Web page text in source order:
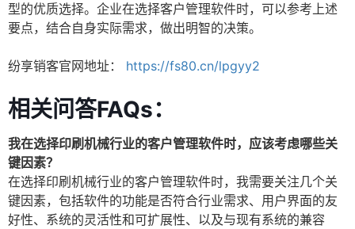
型的优质选择。企业在选择客户管理软件时，可以参考上述
要点，结合自身实际需求，做出明智的决策。
纷享销客官网地址： https://fs80.cn/lpgyy2
相关问答FAQs：
我在选择印刷机械行业的客户管理软件时，应该考虑哪些关
键因素？
在选择印刷机械行业的客户管理软件时，我需要关注几个关
键因素，包括软件的功能是否符合行业需求、用户界面的友
好性、系统的灵活性和可扩展性、以及与现有系统的兼容